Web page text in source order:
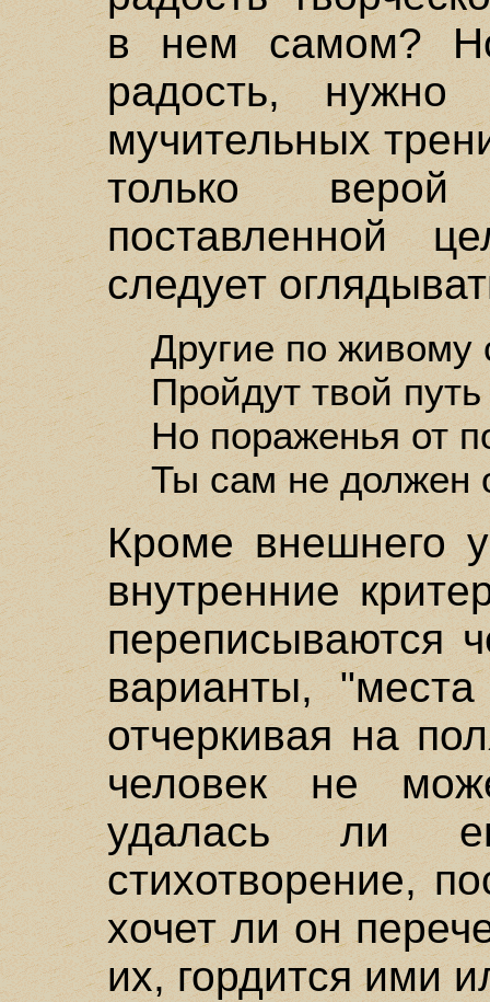
в нем самом?
радость, нужно
мучительных
только верой
поставленной
следует
Другие по живому
Пройдут твой
Но пораженья от
Ты сам не должен
Кроме внешнего
внутренние
переписываются
варианты,
отчеркивая на
человек не
удалась ли
стихотворение,
хочет ли он
их, гордится ими